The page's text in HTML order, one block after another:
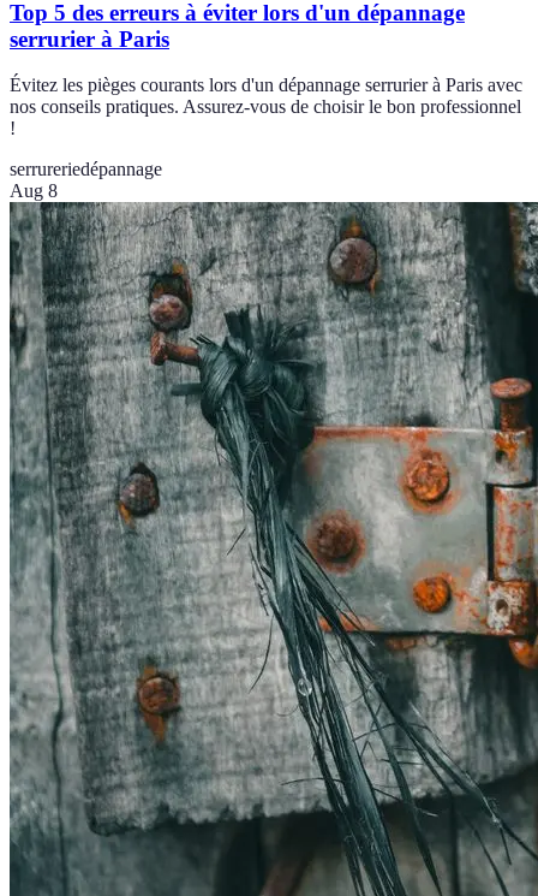
Top 5 des erreurs à éviter lors d'un dépannage
serrurier à Paris
Évitez les pièges courants lors d'un dépannage serrurier à Paris avec
nos conseils pratiques. Assurez-vous de choisir le bon professionnel
!
serrureriedépannage
Aug 8